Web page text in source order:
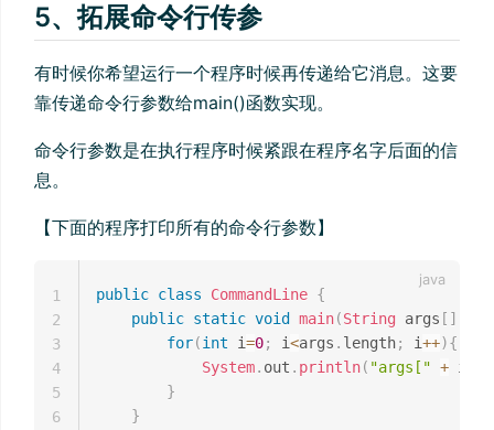
5、拓展命令行传参
有时候你希望运行一个程序时候再传递给它消息。这要
靠传递命令行参数给main()函数实现。
命令行参数是在执行程序时候紧跟在程序名字后面的信
息。
【下面的程序打印所有的命令行参数】
public class CommandLine {
public static void main(String args [ ]
for(int i=0; i<args . length; i++){
System. out . println( "args[" + i
}
}
1
2
3
4
5
6